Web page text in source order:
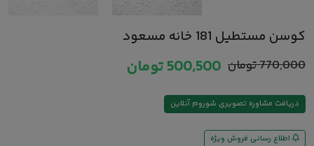
کوسن مستطیل 181 خانه مسعود
770,000تومان 500,500تومان
دریافت مشاوره تصویری شوروم آنلاین
اطلاع رسانی فروش ویژه